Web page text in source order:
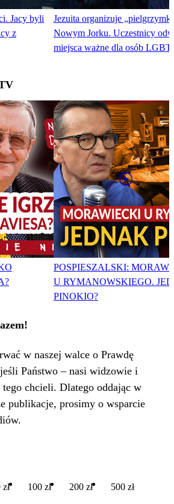
Jacy byli
z
Jezuita organizuje
Nowym Jorku. Uczestnicy
miejsca ważne dla osób LGBT
POSPIESZALSKI:
U RYMANOWSKIEGO.
PINOKIO?
w naszej walce o Prawdę
Państwo – nasi widzowie i
chcieli. Dlatego oddając w
publikacje, prosimy o wsparcie
zł 100 zł 200 zł 500 zł